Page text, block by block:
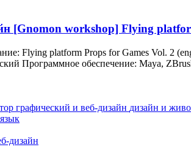
[Gnomon workshop] Flying
Flying platform Props for Games Vol. 2
Программное обеспечение: Maya,
графический и веб-дизайн дизайн и
язык
дизайн